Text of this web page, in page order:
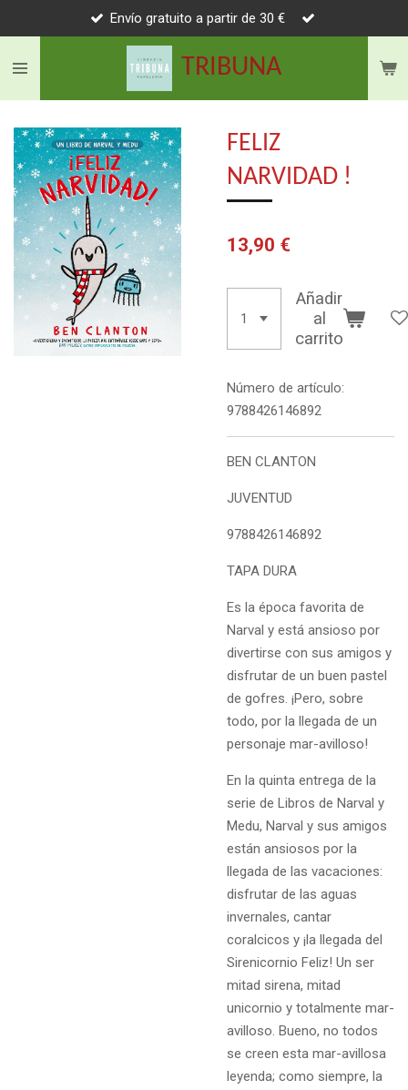
contenido
TRIBUNA
Envío gratuito a partir de 30 €
FELIZ
NARVIDAD !
13,90 €
Añadir
al
carrito
Número de artículo:
9788426146892
BEN CLANTON
JUVENTUD
9788426146892
TAPA DURA
Es la época favorita de
Narval y está ansioso por
divertirse con sus amigos y
disfrutar de un buen pastel
de gofres. ¡Pero, sobre
todo, por la llegada de un
personaje mar-avilloso!
En la quinta entrega de la
serie de Libros de Narval y
Medu, Narval y sus amigos
están ansiosos por la
llegada de las vacaciones:
disfrutar de las aguas
invernales, cantar
coralcicos y ¡la llegada del
Sirenicornio Feliz! Un ser
mitad sirena, mitad
unicornio y totalmente mar-
avilloso. Bueno, no todos
se creen esta mar-avillosa
leyenda; como siempre, la